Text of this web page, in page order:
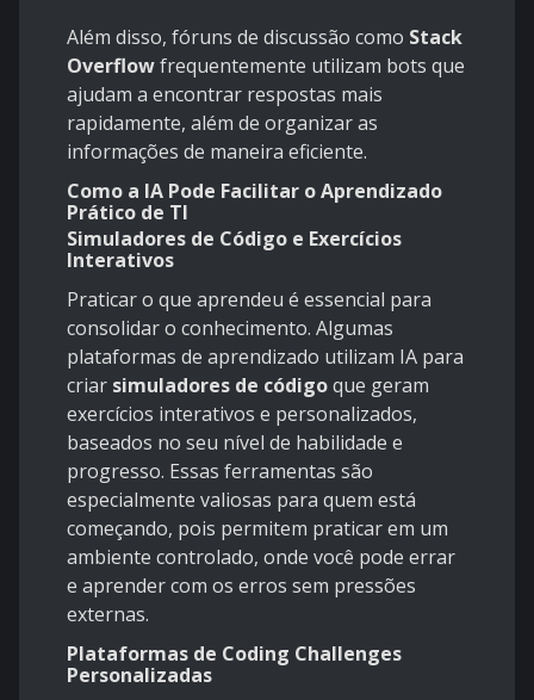
Além disso, fóruns de discussão como Stack
Overflowfrequentemente utilizam bots que
ajudam a encontrar respostas mais
rapidamente, além de organizar as
informações de maneira eficiente.
Como a IA Pode Facilitar o Aprendizado
Prático de TI
Simuladores de Código e Exercícios
Interativos
Praticar o que aprendeu é essencial para
consolidar o conhecimento. Algumas
plataformas de aprendizado utilizam IA para
criar simuladores de códigoque geram
exercícios interativos e personalizados,
baseados no seu nível de habilidade e
progresso. Essas ferramentas são
especialmente valiosas para quem está
começando, pois permitem praticar em um
ambiente controlado, onde você pode errar
e aprender com os erros sem pressões
externas.
Plataformas de Coding Challenges
Personalizadas